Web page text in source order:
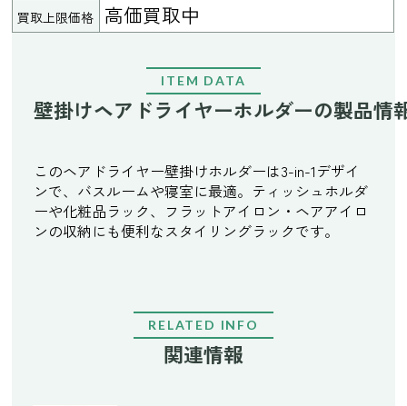
買取上限価格
高価買取中
ITEM DATA
壁掛けヘアドライヤーホルダーの製品情
このヘアドライヤー壁掛けホルダーは3-in-1デザイ
ンで、バスルームや寝室に最適。ティッシュホルダ
ーや化粧品ラック、フラットアイロン・ヘアアイロ
ンの収納にも便利なスタイリングラックです。
RELATED INFO
関連情報